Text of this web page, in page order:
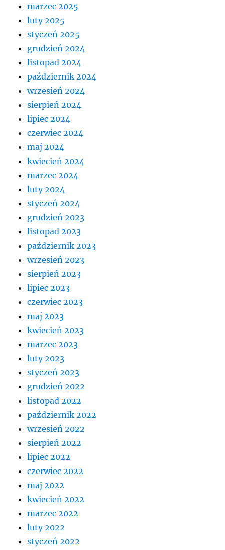
marzec 2025
luty 2025
styczeń 2025
grudzień 2024
listopad 2024
październik 2024
wrzesień 2024
sierpień 2024
lipiec 2024
czerwiec 2024
maj 2024
kwiecień 2024
marzec 2024
luty 2024
styczeń 2024
grudzień 2023
listopad 2023
październik 2023
wrzesień 2023
sierpień 2023
lipiec 2023
czerwiec 2023
maj 2023
kwiecień 2023
marzec 2023
luty 2023
styczeń 2023
grudzień 2022
listopad 2022
październik 2022
wrzesień 2022
sierpień 2022
lipiec 2022
czerwiec 2022
maj 2022
kwiecień 2022
marzec 2022
luty 2022
styczeń 2022